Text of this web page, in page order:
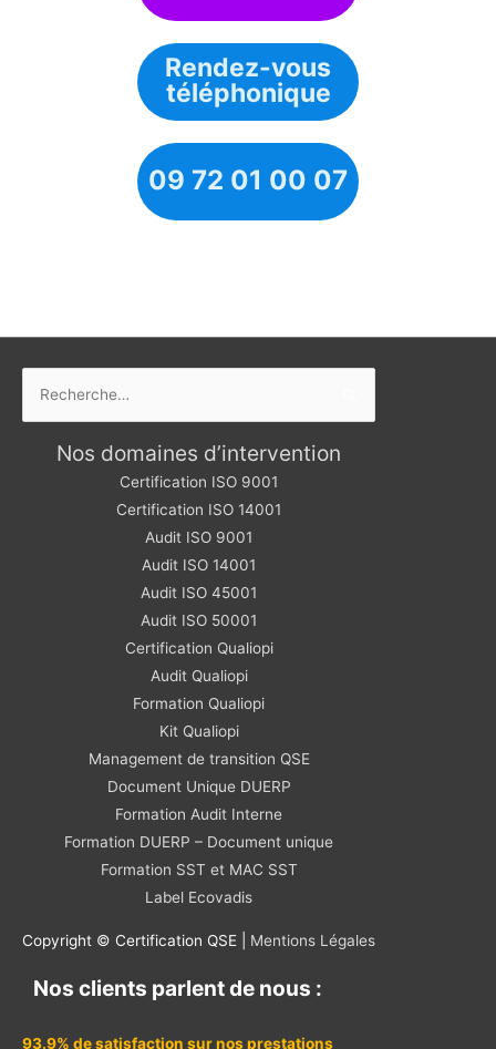
Rendez-vous
téléphonique
09 72 01 00 07
Nos domaines d’intervention
Certification ISO 9001
Certification ISO 14001
Audit ISO 9001
Audit ISO 14001
Audit ISO 45001
Audit ISO 50001
Certification Qualiopi
Audit Qualiopi
Formation Qualiopi
Kit Qualiopi
Management de transition QSE
Document Unique DUERP
Formation Audit Interne
Formation DUERP – Document unique
Formation SST et MAC SST
Label Ecovadis
Copyright © Certification QSE | Mentions Légales
Nos clients parlent de nous :
93.9% de satisfaction sur nos prestations